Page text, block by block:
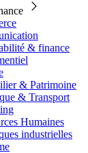
& finance
& Patrimoine
& Transport
Humaines
industrielles